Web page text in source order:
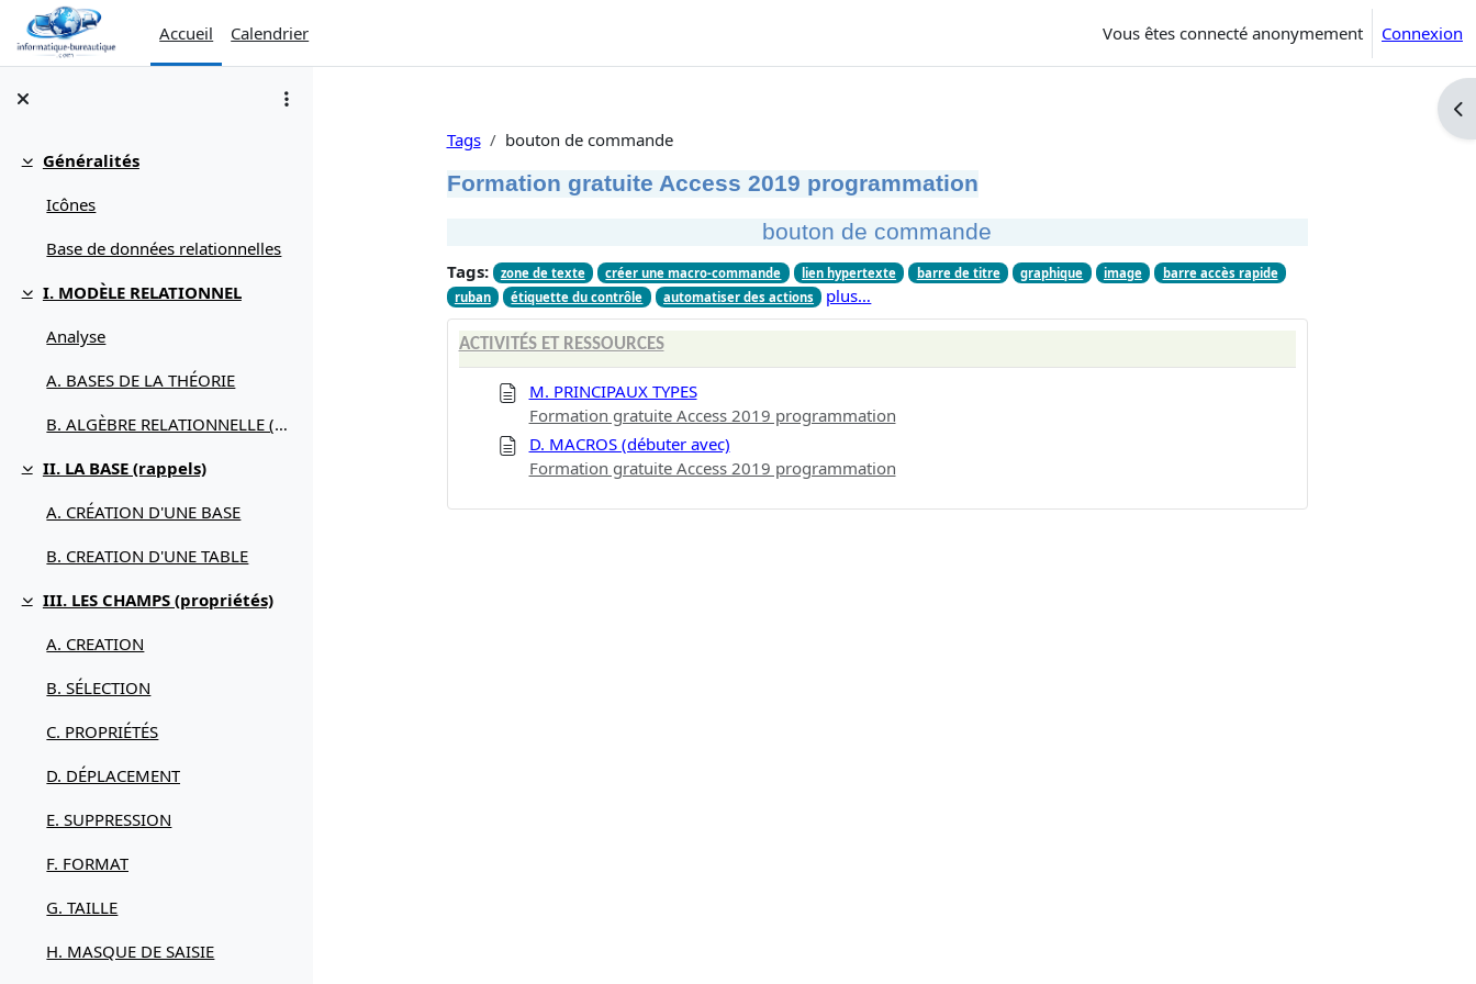
Passer au contenu principal
Accueil
Calendrier Vous êtes connecté anonymement Connexion
Replier
Généralités
Icônes
Base de données relationnelles
Replier
I. MODÈLE RELATIONNEL
Analyse
A. BASES DE LA THÉORIE
B. ALGÈBRE RELATIONNELLE (débuter avec)
Replier
II. LA BASE (rappels)
A. CRÉATION D'UNE BASE
B. CREATION D'UNE TABLE
Replier
III. LES CHAMPS (propriétés)
A. CREATION
B. SÉLECTION
C. PROPRIÉTÉS
D. DÉPLACEMENT
E. SUPPRESSION
F. FORMAT
G. TAILLE
H. MASQUE DE SAISIE
Tags
bouton de commande
Formation gratuite Access 2019 programmation
bouton de commande
Tags: zone de texte créer une macro-commande lien hypertexte barre de titre graphique image
barre accès rapide
ruban
étiquette du contrôle automatiser des actions plus…
ACTIVITÉS ET RESSOURCES
M. PRINCIPAUX TYPES
Formation gratuite Access 2019 programmation
D. MACROS (débuter avec)
Formation gratuite Access 2019 programmation